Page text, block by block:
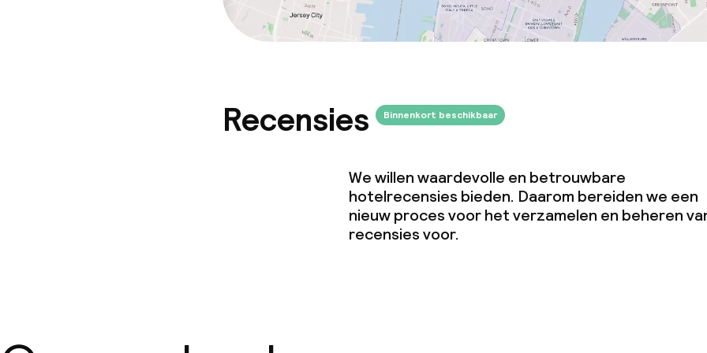
Recensies Binnenkort beschikbaar
We willen waardevolle en betrouwbare
hotelrecensies bieden. Daarom bereiden we een
nieuw proces voor het verzamelen en beheren
recensies voor.